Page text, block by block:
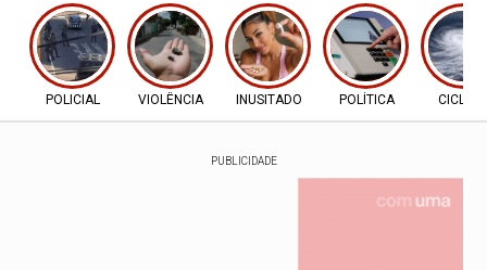
POLICIAL VIOLÊNCIA INUSITADO POLÍTICA
PUBLICIDADE